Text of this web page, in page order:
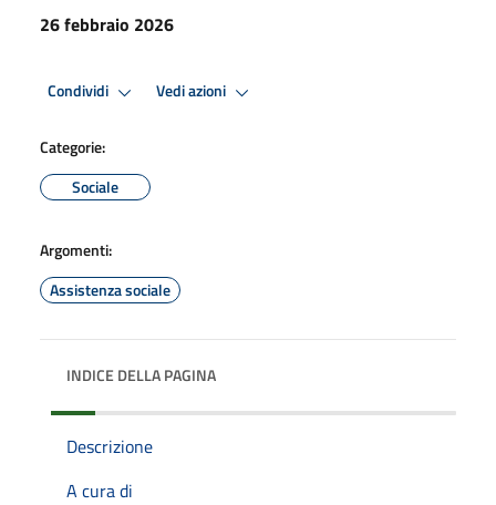
26 febbraio 2026
Condividi Vedi azioni
Categorie:
Sociale
Argomenti:
Assistenza sociale
INDICE DELLA PAGINA
Descrizione
A cura di